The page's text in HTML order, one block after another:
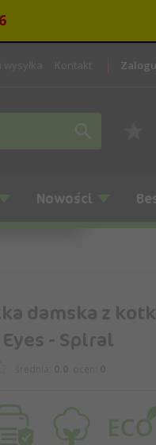
Nowości
damska z
- Spiral